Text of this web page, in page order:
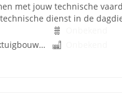
met jouw technische
dienst in de
Elektrotechniek, Mechatronica, Werktuigbouwkunde, Besturingstechniek, Techniek